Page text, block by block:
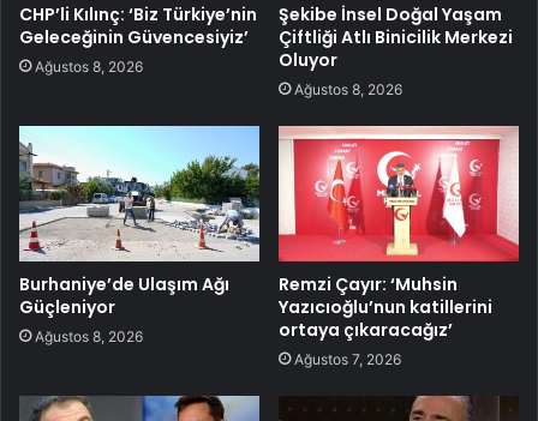
CHP’li Kılınç: ‘Biz Türkiye’nin
Geleceğinin Güvencesiyiz’
Ağustos 8, 2026
Şekibe İnsel Doğal Yaşam
Çiftliği Atlı Binicilik Merkezi
Oluyor
Ağustos 8, 2026
Burhaniye’de Ulaşım Ağı
Güçleniyor
Ağustos 8, 2026
Remzi Çayır: ‘Muhsin
Yazıcıoğlu’nun katillerini
ortaya çıkaracağız’
Ağustos 7, 2026